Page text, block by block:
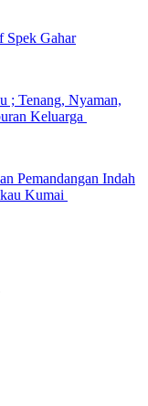
Gahar
; Tenang, Nyaman,
Keluarga
Pemandangan Indah
Kumai